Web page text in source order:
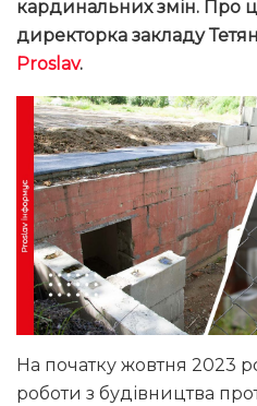
кардинальних змін. Про
директорка закладу
Proslav.
На початку жовтня 2023
роботи з будівництва